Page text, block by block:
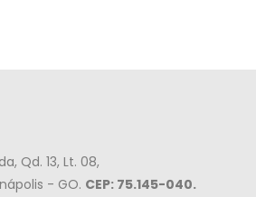
Qd. 13, Lt. 08,
- GO. CEP: 75.145-040.